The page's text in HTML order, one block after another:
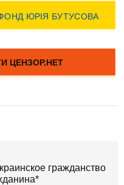
гражданство